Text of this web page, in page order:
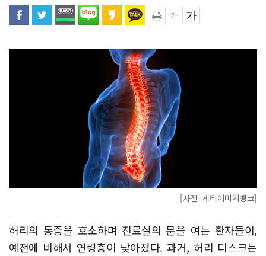
[사진=게티이미지뱅크]
허리의 통증을 호소하며 진료실의 문을 여는 환자들이,
예전에 비해서 연령층이 낮아졌다. 과거, 허리 디스크는